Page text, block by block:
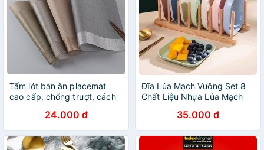
Tấm lót bàn ăn placemat
cao cấp, chống trượt, cách
24.000 đ
Đĩa Lúa Mạch Vuông Set 8
Chất Liệu Nhựa Lúa Mạch
35.000 đ